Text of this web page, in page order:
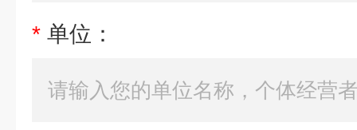
* 单位：